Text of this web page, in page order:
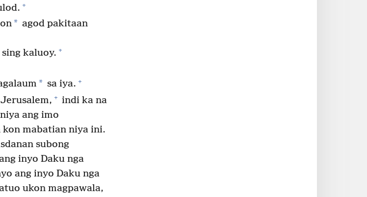
+
* agod pakitaan
kaluoy. +
* sa iya. +
+ indi ka na
ang imo
kon mabatian niya ini.
subong
inyo Daku nga
ang inyo Daku nga
ukon magpawala,